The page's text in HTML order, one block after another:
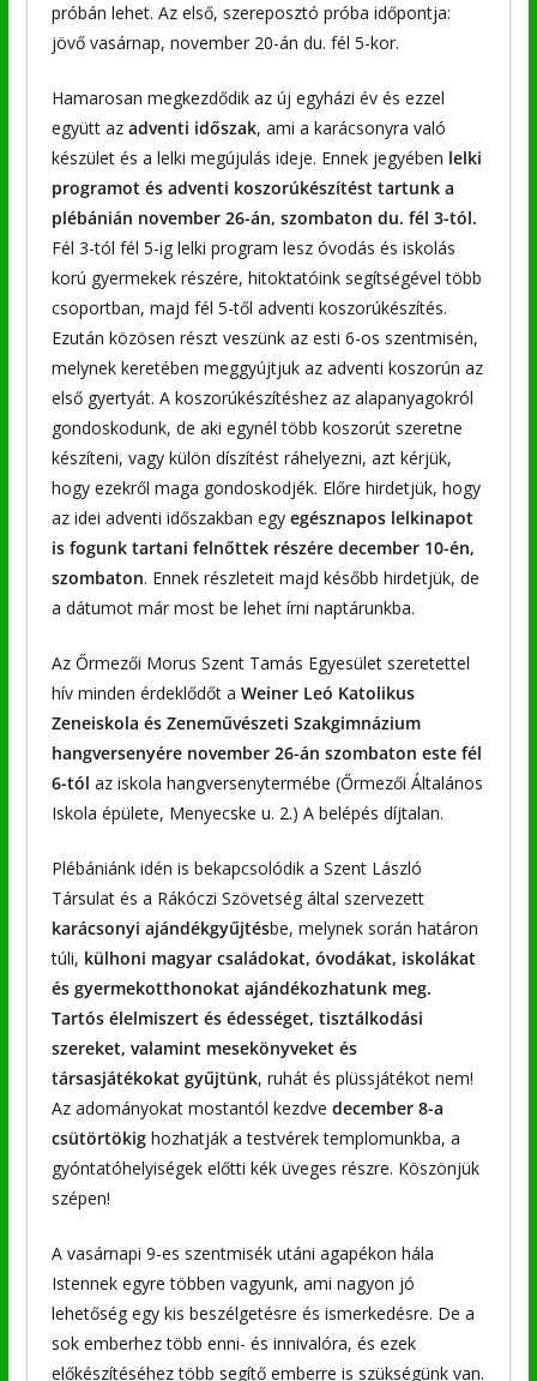
próbán lehet. Az első, szereposztó próba időpontja:
jövő vasárnap, november 20-án du. fél 5-kor.
Hamarosan megkezdődik az új egyházi év és ezzel
együtt az adventi időszak, ami a karácsonyra való
készület és a lelki megújulás ideje. Ennek jegyében lelki
programot és adventi koszorúkészítést tartunk a
plébánián november 26-án, szombaton du. fél 3-tól.
Fél 3-tól fél 5-ig lelki program lesz óvodás és iskolás
korú gyermekek részére, hitoktatóink segítségével több
csoportban, majd fél 5-től adventi koszorúkészítés.
Ezután közösen részt veszünk az esti 6-os szentmisén,
melynek keretében meggyújtjuk az adventi koszorún az
első gyertyát. A koszorúkészítéshez az alapanyagokról
gondoskodunk, de aki egynél több koszorút szeretne
készíteni, vagy külön díszítést ráhelyezni, azt kérjük,
hogy ezekről maga gondoskodjék. Előre hirdetjük, hogy
az idei adventi időszakban egy egésznapos lelkinapot
is fogunk tartani felnőttek részére december 10-én,
szombaton. Ennek részleteit majd később hirdetjük, de
a dátumot már most be lehet írni naptárunkba.
Az Őrmezői Morus Szent Tamás Egyesület szeretettel
hív minden érdeklődőt a Weiner Leó Katolikus
Zeneiskola és Zeneművészeti Szakgimnázium
hangversenyére november 26-án szombaton este fél
6-tól az iskola hangversenytermébe (Őrmezői Általános
Iskola épülete, Menyecske u. 2.) A belépés díjtalan.
Plébániánk idén is bekapcsolódik a Szent László
Társulat és a Rákóczi Szövetség által szervezett
karácsonyi ajándékgyűjtésbe, melynek során határon
túli, külhoni magyar családokat, óvodákat, iskolákat
és gyermekotthonokat ajándékozhatunk meg.
Tartós élelmiszert és édességet, tisztálkodási
szereket, valamint mesekönyveket és
társasjátékokat gyűjtünk, ruhát és plüssjátékot nem!
Az adományokat mostantól kezdve december 8-a
csütörtökig hozhatják a testvérek templomunkba, a
gyóntatóhelyiségek előtti kék üveges részre. Köszönjük
szépen!
A vasárnapi 9-es szentmisék utáni agapékon hála
Istennek egyre többen vagyunk, ami nagyon jó
lehetőség egy kis beszélgetésre és ismerkedésre. De a
sok emberhez több enni- és innivalóra, és ezek
előkészítéséhez több segítő emberre is szükségünk van.